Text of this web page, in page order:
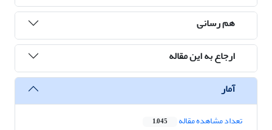
هم رسانی
ارجاع به این مقاله
آمار
تعداد مشاهده مقاله 1,045